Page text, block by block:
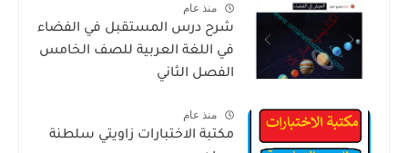
منذ عام
شرح درس المستقبل في الفضاء
في اللغة العربية للصف الخامس
الفصل الثاني
منذ عام
مكتبة الاختبارات زاويتي سلطنة